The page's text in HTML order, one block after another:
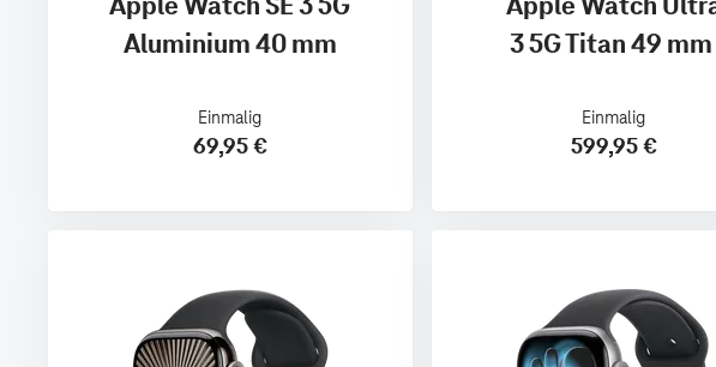
Aluminium 40 mm
Einmalig
69,95 €
3 5G Titan 49 mm
Einmalig
599,95 €